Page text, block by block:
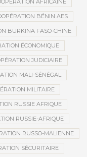
AFRICAINE
BÉNIN AES
BURKINA FASO-CHINE
ÉCONOMIQUE
JUDICIAIRE
MALI-SÉNÉGAL
MILITAIRE
RUSSIE AFRIQUE
RUSSIE-AFRIQUE
RUSSO-MALIENNE
SÉCURITAIRE